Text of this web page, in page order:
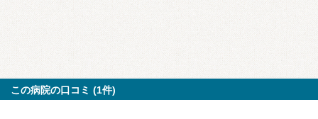
この病院の口コミ (1件)